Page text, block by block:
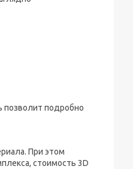
позволит подробно
При этом
стоимость 3D